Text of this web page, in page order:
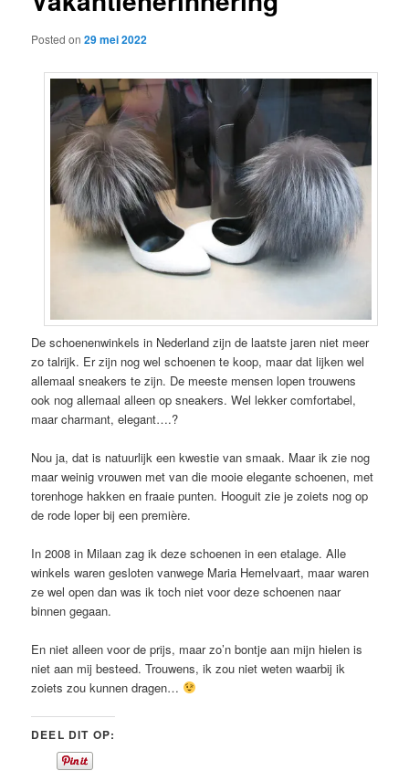
Posted on29 mei 2022
De schoenenwinkels in Nederland zijn de laatste jaren niet meer
zo talrijk. Er zijn nog wel schoenen te koop, maar dat lijken wel
allemaal sneakers te zijn. De meeste mensen lopen trouwens
ook nog allemaal alleen op sneakers. Wel lekker comfortabel,
maar charmant, elegant….?
Nou ja, dat is natuurlijk een kwestie van smaak. Maar ik zie nog
maar weinig vrouwen met van die mooie elegante schoenen, met
torenhoge hakken en fraaie punten. Hooguit zie je zoiets nog op
de rode loper bij een première.
In 2008 in Milaan zag ik deze schoenen in een etalage. Alle
winkels waren gesloten vanwege Maria Hemelvaart, maar waren
ze wel open dan was ik toch niet voor deze schoenen naar
binnen gegaan.
En niet alleen voor de prijs, maar zo’n bontje aan mijn hielen is
niet aan mij besteed. Trouwens, ik zou niet weten waarbij ik
zoiets zou kunnen dragen…
DEEL DIT OP: